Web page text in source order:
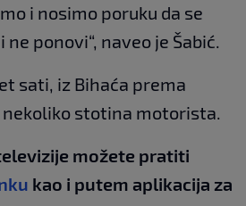
i nosimo poruku da se
ponovi“, naveo je Šabić.
sati, iz Bihaća prema
nekoliko stotina motorista.
možete pratiti
kao i putem aplikacija za